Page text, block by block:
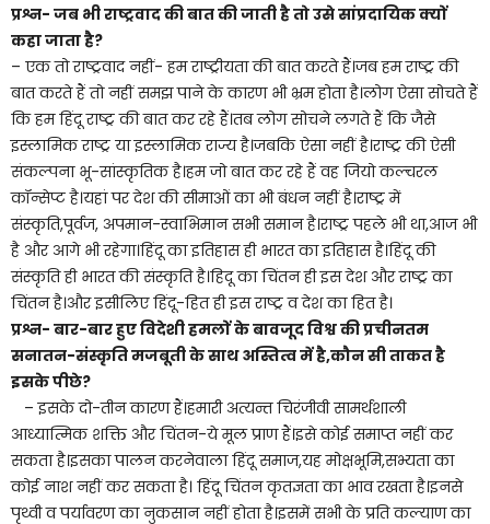
प्रश्न- जब भी राष्ट्रवाद की बात की जाती है तो उसे सांप्रदायिक क्यों
कहा जाता है?
– एक तो राष्ट्रवाद नहीं- हम राष्ट्रीयता की बात करते हैं।जब हम राष्ट्र की
बात करते हैं तो नहीं समझ पाने के कारण भी भ्रम होता है।लोग ऐसा सोचते हैं
कि हम हिंदू राष्ट्र की बात कर रहे हैं।तब लोग सोचने लगते हैं कि जैसे
इस्लामिक राष्ट्र या इस्लामिक राज्य है।जबकि ऐसा नहीं है।राष्ट्र की ऐसी
संकल्पना भू-सांस्कृतिक है।हम जो बात कर रहे हैं वह जियो कल्चरल
कॉन्सेप्ट है।यहां पर देश की सीमाओं का भी बंधन नहीं है।राष्ट्र में
संस्कृति,पूर्वज, अपमान-स्वाभिमान सभी समान है।राष्ट्र पहले भी था,आज भी
है और आगे भी रहेगा।हिंदू का इतिहास ही भारत का इतिहास है।हिंदू की
संस्कृति ही भारत की संस्कृति है।हिदू का चिंतन ही इस देश और राष्ट्र का
चिंतन है।और इसीलिए हिंदू-हित ही इस राष्ट्र व देश का हित है।
प्रश्न- बार-बार हुए विदेशी हमलों के बावजूद विश्व की प्रचीनतम
सनातन-संस्कृति मजबूती के साथ अस्तित्व में है,कौन सी ताकत है
इसके पीछे?
– इसके दो-तीन कारण हैं।हमारी अत्यन्त चिरंजीवी सामर्थशाली
आध्यात्मिक शक्ति और चिंतन-ये मूल प्राण हैं।इसे कोई समाप्त नहीं कर
सकता है।इसका पालन करनेवाला हिंदू समाज,यह मोक्षभूमि,सभ्यता का
कोई नाश नहीं कर सकता है। हिंदू चिंतन कृतज्ञता का भाव रखता है।इनसे
पृथ्वी व पर्यावरण का नुकसान नहीं होता है।इसमें सभी के प्रति कल्याण का